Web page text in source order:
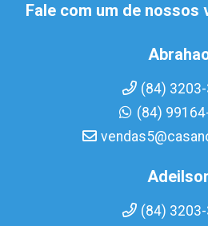
Fale com um de nossos
(84)
(84)
(84)